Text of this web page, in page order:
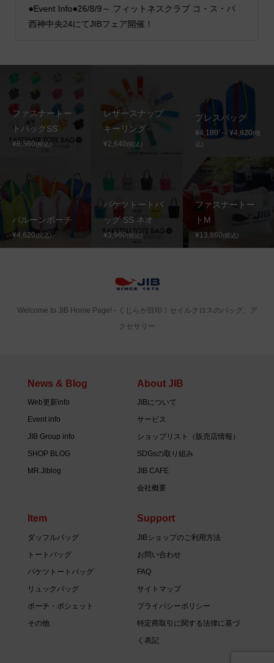
●Event Info●26/8/9～ フィットネスクラブ コ・ス・パ
西神中央24にてJIBフェア開催！
ファスナートー
トバッグSS
¥8,360(税込)
レザースナップ
キーリング
¥2,640(税込)
プレスバッグ
¥4,180 ～ ¥4,620(税
込)
バルーンポーチ
¥4,620(税込)
バケツトートバ
ッグ SS ネオ
¥3,960(税込)
ファスナートー
トM
¥13,860(税込)
Welcome to JIB Home Page! ‐ くじらが目印！セイルクロスのバッグ、ア
クセサリー
News & Blog
Web更新info
Event info
JIB Group info
SHOP BLOG
MR.Jiblog
About JIB
JIBについて
サービス
ショップリスト（販売店情報）
SDGsの取り組み
JIB CAFE
会社概要
Item
ダッフルバッグ
トートバッグ
バケツトートバッグ
リュックバッグ
ポーチ・ポシェット
その他
Support
JIBショップのご利用方法
お問い合わせ
FAQ
サイトマップ
プライバシーポリシー
特定商取引に関する法律に基づ
く表記